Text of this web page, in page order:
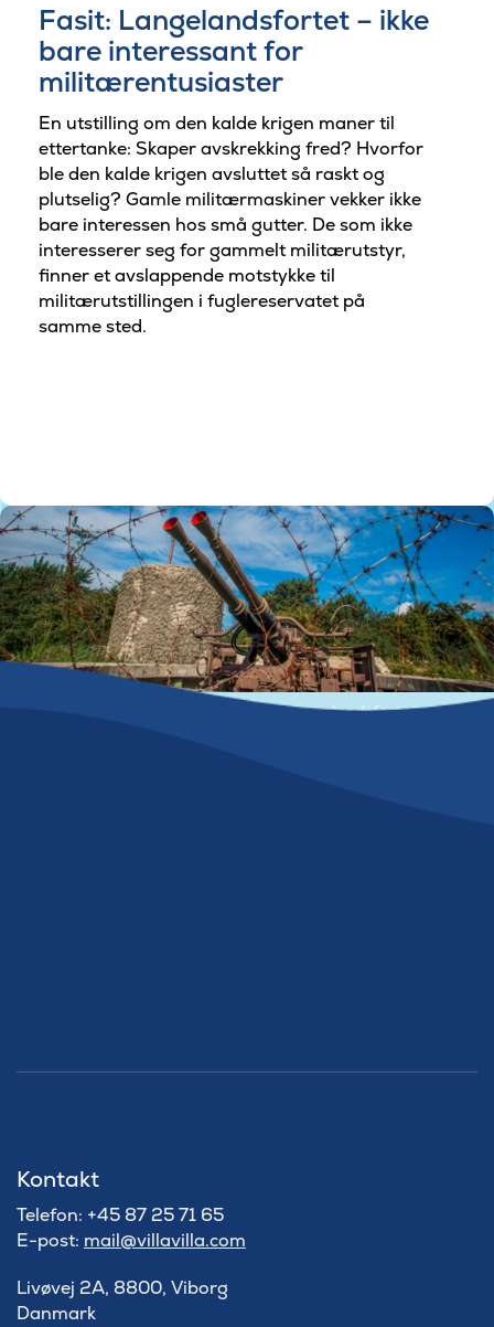
Fasit: Langelandsfortet – ikke
bare interessant for
militærentusiaster
En utstilling om den kalde krigen maner til
ettertanke: Skaper avskrekking fred? Hvorfor
ble den kalde krigen avsluttet så raskt og
plutselig? Gamle militærmaskiner vekker ikke
bare interessen hos små gutter. De som ikke
interesserer seg for gammelt militærutstyr,
finner et avslappende motstykke til
militærutstillingen i fuglereservatet på
samme sted.
©Foto af Koldkrigsmuseet Langelandsfortet
Kontakt
Telefon: +45 87 25 71 65
E-post: mail@villavilla.com
Livøvej 2A, 8800, Viborg
Danmark